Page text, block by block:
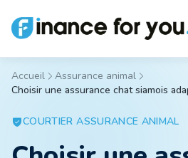
Mutuelle
Emprunteur
Accueil
Assurance animal
Choisir une assurance chat siamois
COURTIERASSURANCE ANIMAL